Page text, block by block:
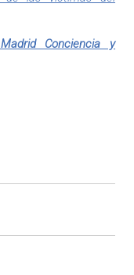
Conciencia y